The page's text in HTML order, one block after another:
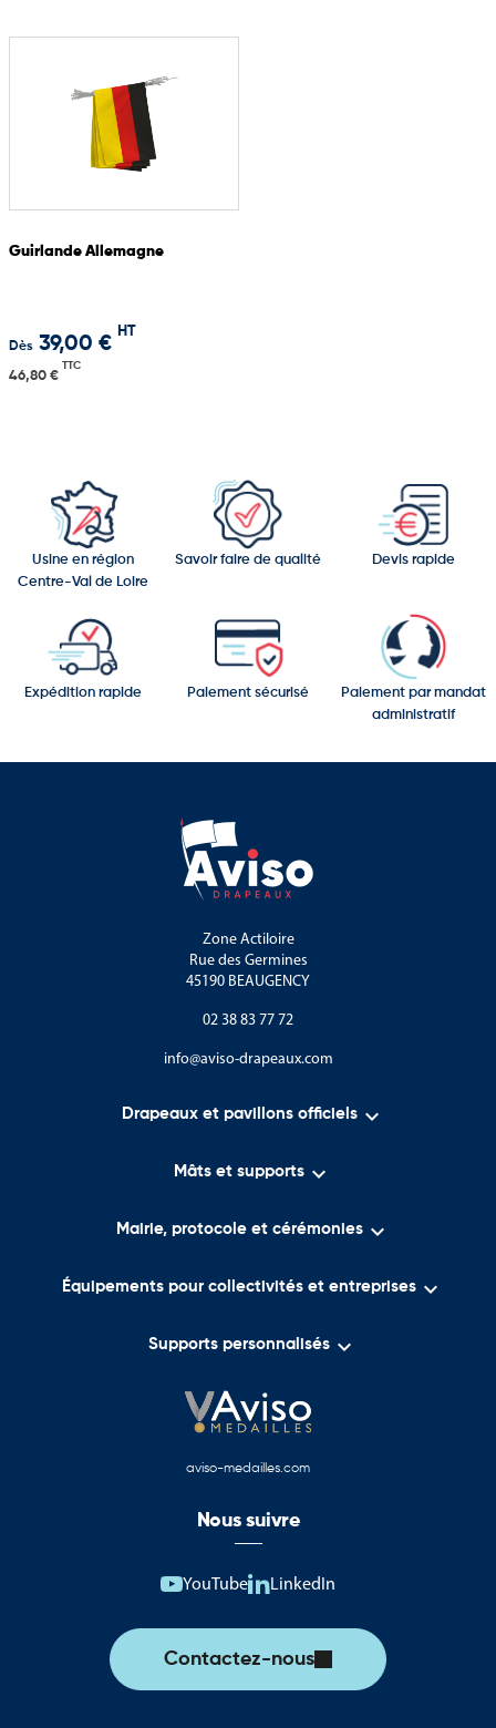
Guirlande Allemagne
Dès 39,00 €
HT
46,80 €
TTC
Usine en région
Centre-Val de Loire
Savoir faire de qualité Devis rapide
Expédition rapide Paiement sécurisé
Paiement par mandat
administratif
Zone Actiloire
Rue des Germines
45190 BEAUGENCY
02 38 83 77 72
info@aviso-drapeaux.com
Drapeaux et pavillons officiels 
Mâts et supports 
Mairie, protocole et cérémonies 
Équipements pour collectivités et entreprises 
Supports personnalisés 
aviso-medailles.com
Nous suivre
YouTube LinkedIn
Contactez-nous